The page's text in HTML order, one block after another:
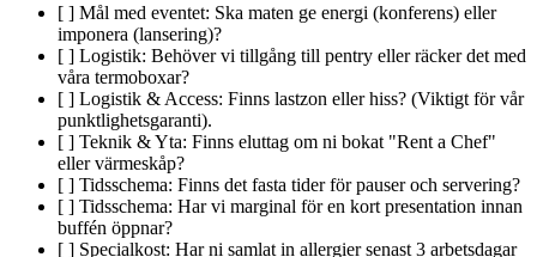
[ ] Mål med eventet: Ska maten ge energi (konferens) eller
imponera (lansering)?
[ ] Logistik: Behöver vi tillgång till pentry eller räcker det med
våra termoboxar?
[ ] Logistik & Access: Finns lastzon eller hiss? (Viktigt för vår
punktlighetsgaranti).
[ ] Teknik & Yta: Finns eluttag om ni bokat "Rent a Chef"
eller värmeskåp?
[ ] Tidsschema: Finns det fasta tider för pauser och servering?
[ ] Tidsschema: Har vi marginal för en kort presentation innan
buffén öppnar?
[ ] Specialkost: Har ni samlat in allergier senast 3 arbetsdagar